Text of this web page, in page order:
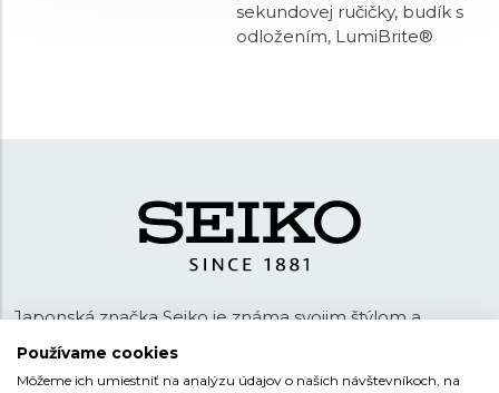
sekundovej ručičky, budík s
odložením, LumiBrite®
Japonská značka Seiko je známa svojim štýlom a
technológiami. Hodinky sú vyrobené s maximálnou
Používame cookies
Môžeme ich umiestniť na analýzu údajov o našich návštevníkoch, na